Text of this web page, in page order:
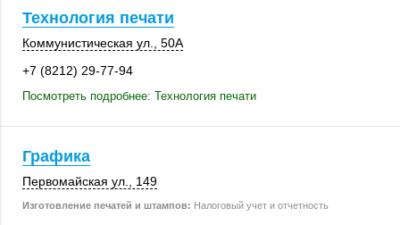
Технология печати
Коммунистическая ул., 50А
+7 (8212) 29-77-94
Посмотреть подробнее: Технология печати
Графика
Первомайская ул. 149
Изготовление печатей и штампов: Налоговый учет и отчетность